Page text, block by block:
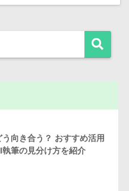
向き合う？ おすすめ活用
筆の見分け方を紹介